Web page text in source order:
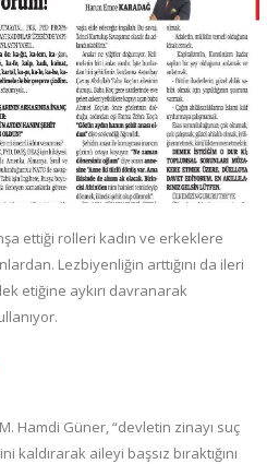
ettiği rolleri kadın ve erkeklere
Lezbiyenliğin arttığını da ileri
etiğine aykırı davranarak
Hamdi Güner, “devletin zinayı suç
kaldırarak aileyi başsız bıraktığını